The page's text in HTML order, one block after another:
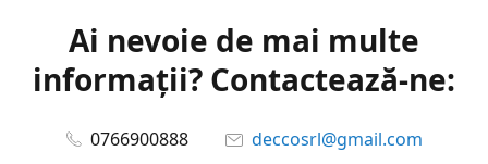
Ai nevoie de mai multe
informații? Contactează-ne:
0766900888 deccosrl@gmail.com